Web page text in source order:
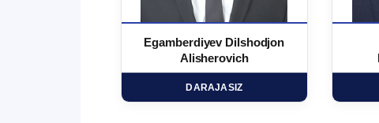
Egamberdiyev Dilshodjon
Alisherovich
DARAJASIZ